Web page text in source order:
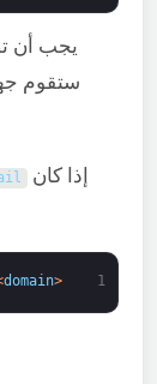
يجب أن
إذا كان
1
<
domain